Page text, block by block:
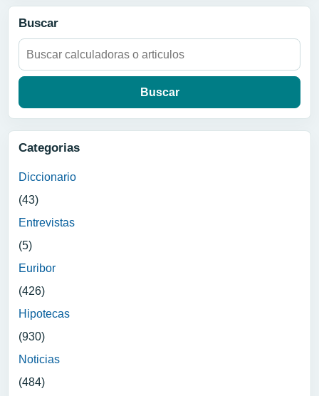
Buscar
Buscar:
Categorias
Diccionario
(43)
Entrevistas
(5)
Euribor
(426)
Hipotecas
(930)
Noticias
(484)